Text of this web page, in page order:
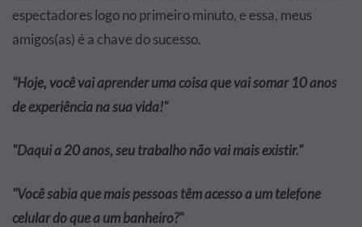
espectadores logo no primeiro minuto, e essa, meus
amigos(as) é a chave do sucesso.
"Hoje, você vai aprender uma coisa que vai somar 10 anos
de experiência na sua vida!"
"Daqui a 20 anos, seu trabalho não vai mais existir."
"Você sabia que mais pessoas têm acesso a um telefone
celular do que a um banheiro?"